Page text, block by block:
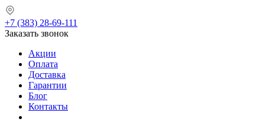
+7 (383) 28-69-111
Заказать звонок
Акции
Оплата
Доставка
Гарантии
Блог
Контакты